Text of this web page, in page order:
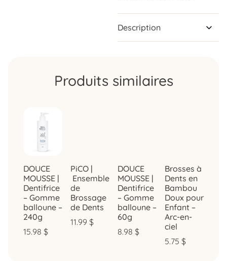
Description
Produits similaires
DOUCE
MOUSSE |
Dentifrice
– Gomme
balloune –
240g
15.98 $
PiCO |
Ensemble
de
Brossage
de Dents
11.99 $
DOUCE
MOUSSE |
Dentifrice
– Gomme
balloune –
60g
8.98 $
Brosses à
Dents en
Bambou
Doux pour
Enfant –
Arc-en-
ciel
5.75 $